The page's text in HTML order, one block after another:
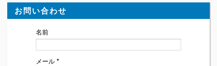
お問い合わせ
名前
メール *